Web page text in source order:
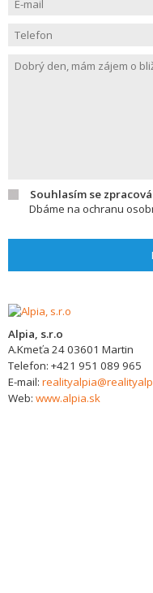
Souhlasím se
Dbáme na ochranu
Alpia, s.r.o
A.Kmeťa 2403601 Martin
Telefon: +421 951 089 965
E-mail:
Web: www.alpia.sk